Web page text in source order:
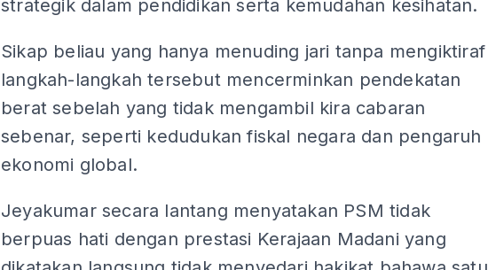
strategik dalam pendidikan serta kemudahan kesihatan.
Sikap beliau yang hanya menuding jari tanpa mengiktiraf
langkah-langkah tersebut mencerminkan pendekatan
berat sebelah yang tidak mengambil kira cabaran
sebenar, seperti kedudukan fiskal negara dan pengaruh
ekonomi global.
Jeyakumar secara lantang menyatakan PSM tidak
berpuas hati dengan prestasi Kerajaan Madani yang